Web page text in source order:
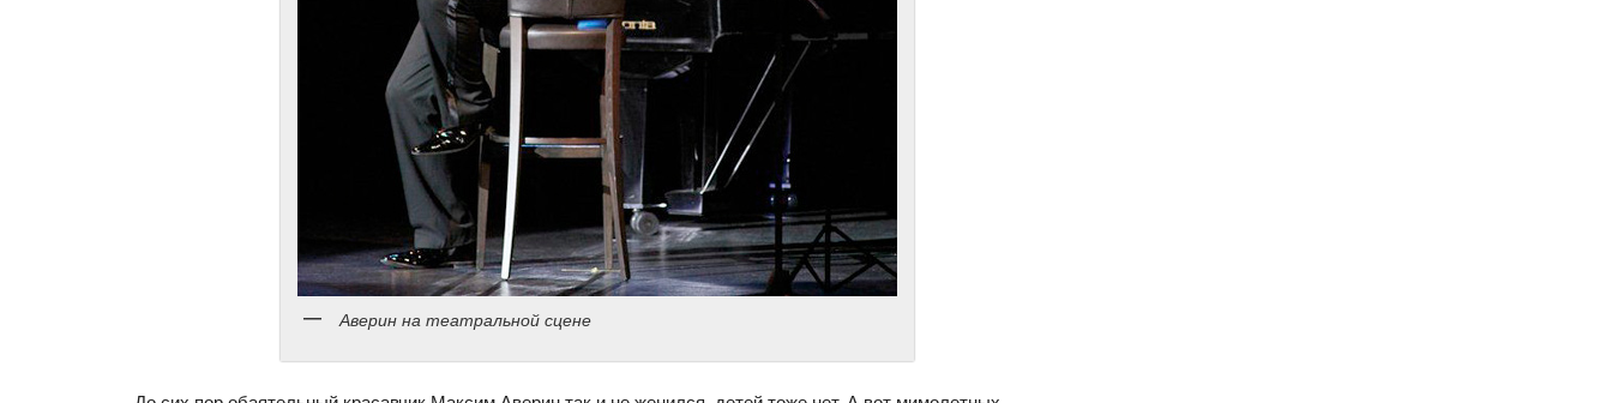
Аверин на театральной сцене